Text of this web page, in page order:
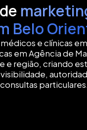
Belo
e clínicas
em Agência de
e região, criando
consultas particulares.